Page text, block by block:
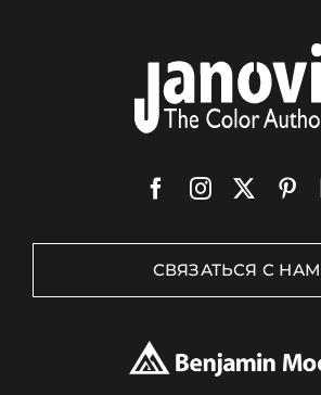
СВЯЗАТЬСЯ С